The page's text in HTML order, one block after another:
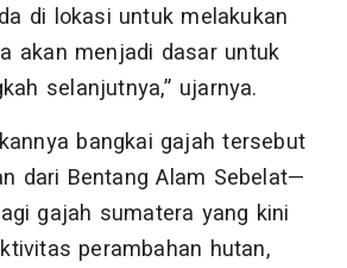
di lokasi untuk melakukan
akan menjadi dasar untuk
selanjutnya,” ujarnya.
bangkai gajah tersebut
dari Bentang Alam Sebelat—
gajah sumatera yang kini
perambahan hutan,